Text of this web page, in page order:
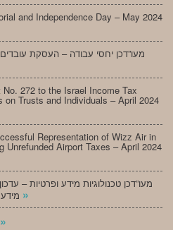
and Independence Day – May 2024
מעו”דכן יחסי עבודה – העסקת עובדים
272 to the Israel Income Tax
on Trusts and Individuals – April 2024
Representation of Wizz Air in
Unrefunded Airport Taxes – April 2024
מעו”דכן טכנולוגיות מידע ופרטיות –
»
»